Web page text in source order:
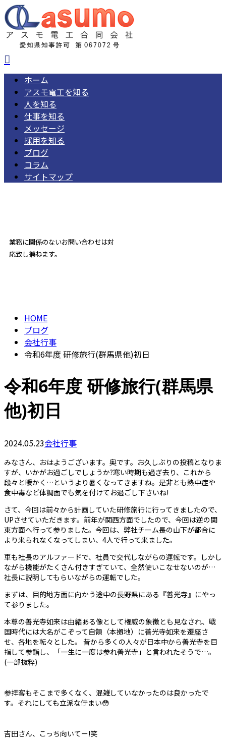
ホーム
アスモ電工を知る
人を知る
仕事を知る
メッセージ
採用を知る
ブログ
コラム
サイトマップ
業務に関係のないお問い合わせは対
応致し兼ねます。
HOME
ブログ
会社行事
令和6年度 研修旅行(群馬県他)初日
令和6年度 研修旅行(群馬県
他)初日
2024.05.23会社行事
みなさん、おはようございます。奥です。お久しぶりの投稿となりま
すが、いかがお過ごしでしょうか?寒い時期も過ぎ去り、これから
段々と暖かく…というより暑くなってきますね。是非とも熱中症や
食中毒など体調面でも気を付けてお過ごし下さいね!
さて、今回は前々から計画していた研修旅行に行ってきましたので、
UPさせていただきます。前年が関西方面でしたので、今回は逆の関
東方面へ行って参りました。今回は、弊社チーム長の山下が都合に
より来られなくなってしまい、4人で行って来ました。
車も社長のアルファードで、社員で交代しながらの運転です。しかし
ながら機能がたくさん付きすぎていて、全然使いこなせないのが…
社長に説明してもらいながらの運転でした。
まずは、目的地方面に向かう途中の長野県にある『善光寺』にやっ
て参りました。
本尊の善光寺如来は由緒ある像として権威の象徴とも見なされ、戦
国時代には大名がこぞって自領（本拠地）に善光寺如来を遷座さ
せ、各地を転々とした。 昔から多くの人々が日本中から善光寺を目
指して参詣し、「一生に一度は参れ善光寺」と言われたそうで…。
(一部抜粋)
参拝客もそこまで多くなく、混雑していなかったのは良かったで
す。それにしても立派な佇まい😳
吉田さん、こっち向いてー!笑